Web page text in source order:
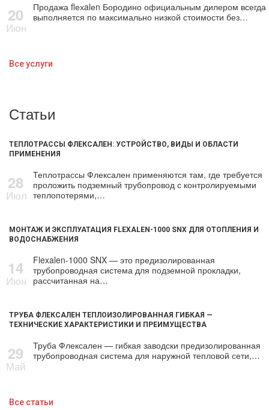
20
Июн
Продажа flехalеn Бородино официальным дилером всегда
выполняется по максимально низкой стоимости без…
Все услуги
Статьи
ТЕПЛОТРАССЫ ФЛЕКСАЛЕН: УСТРОЙСТВО, ВИДЫ И ОБЛАСТИ
ПРИМЕНЕНИЯ
28
Июл
Теплотрассы Флексален применяются там, где требуется
проложить подземный трубопровод с контролируемыми
теплопотерями,…
МОНТАЖ И ЭКСПЛУАТАЦИЯ FLEXALEN-1000 SNX ДЛЯ ОТОПЛЕНИЯ И
ВОДОСНАБЖЕНИЯ
14
Июн
Flexalen-1000 SNX — это предизолированная
трубопроводная система для подземной прокладки,
рассчитанная на…
ТРУБА ФЛЕКСАЛЕН ТЕПЛОИЗОЛИРОВАННАЯ ГИБКАЯ —
ТЕХНИЧЕСКИЕ ХАРАКТЕРИСТИКИ И ПРЕИМУЩЕСТВА
29
Май
Труба Флексален — гибкая заводски предизолированная
трубопроводная система для наружной тепловой сети,…
Все статьи